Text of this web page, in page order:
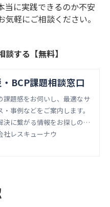
当に実践できるのか不安
軽にご相談ください。
する【無料】
BCP課題相談窓口
課題感をお伺いし、最適なサ
・事例などをご案内します。
決に繋がる情報をお探しのお
、お気軽にご相談ください。
社レスキューナウ